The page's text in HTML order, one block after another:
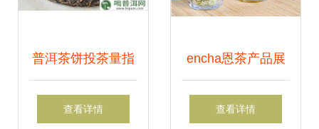
普洱茶饼投茶量指
南 一饼好茶，多少
查看详情
encha恩茶产品展
示 产品相册 品牌
查看详情